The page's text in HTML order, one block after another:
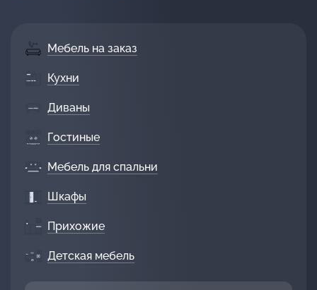
Мебель на заказ
Кухни
Диваны
Гостиные
Мебель для спальни
Шкафы
Прихожие
Детская мебель